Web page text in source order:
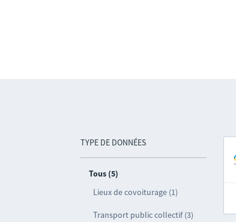
TYPE DE DONNÉES
Tous (5)
Lieux de covoiturage (1)
Transport public collectif (3)